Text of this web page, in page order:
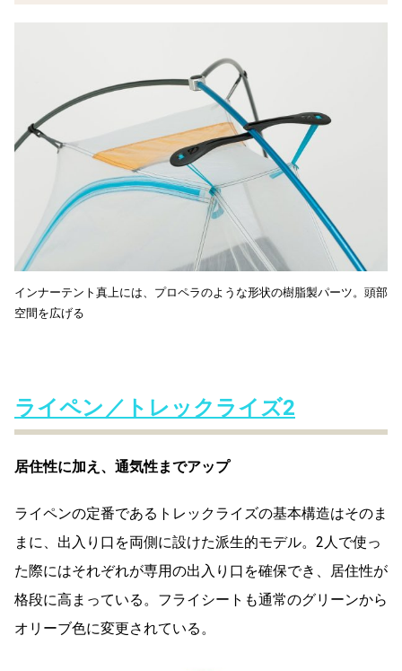
インナーテント真上には、プロペラのような形状の樹脂製パーツ。頭部
空間を広げる
ライペン／トレックライズ2
居住性に加え、通気性までアップ
ライペンの定番であるトレックライズの基本構造はそのま
まに、出入り口を両側に設けた派生的モデル。2人で使っ
た際にはそれぞれが専用の出入り口を確保でき、居住性が
格段に高まっている。フライシートも通常のグリーンから
オリーブ色に変更されている。